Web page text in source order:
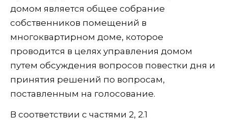
домом является общее собрание
собственников помещений в
многоквартирном доме, которое
проводится в целях управления домом
путем обсуждения вопросов повестки дня и
принятия решений по вопросам,
поставленным на голосование.
В соответствии с частями 2, 2.1